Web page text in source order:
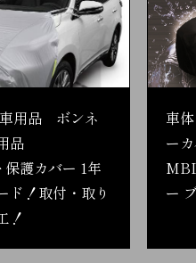
用品 ボンネ
品
護カバー 1年
ド！取付・取り
！
車
ー
ー